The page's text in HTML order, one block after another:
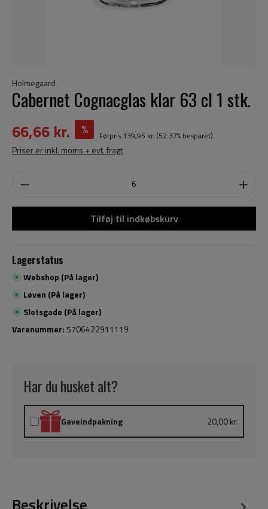
Holmegaard
Cabernet Cognacglas klar 63 cl 1 stk.
66,66 kr. % Førpris 139,95 kr. (52.37% besparet)
Priser er inkl. moms + evt. fragt
Tilføj til indkøbskurv
Lagerstatus
Webshop (På lager)
Løven (På lager)
Slotsgade (På lager)
Varenummer:5706422911119
Har du husket alt?
Gaveindpakning 20,00 kr.